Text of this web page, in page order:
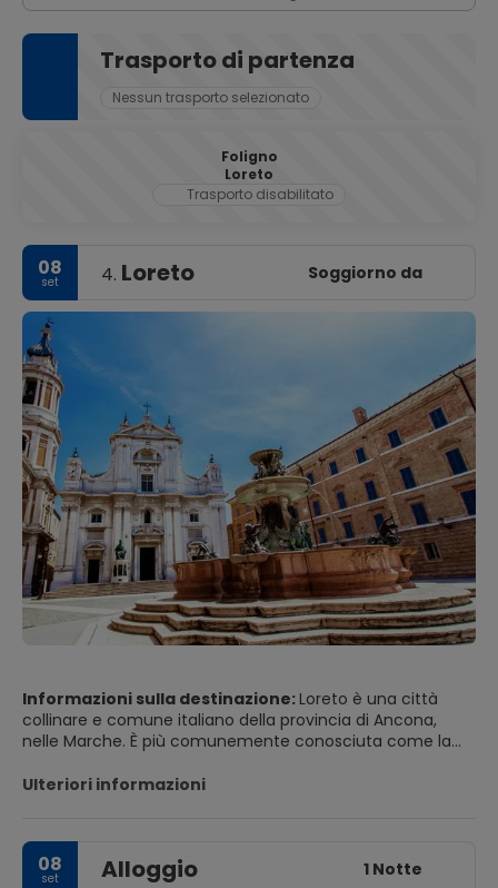
Trasporto di partenza
Nessun trasporto selezionato
Foligno
Loreto
Trasporto disabilitato
08
set 4. Loreto Soggiorno da
Informazioni sulla destinazione:Loreto è una città
collinare e comune italiano della provincia di Ancona,
nelle Marche. È più comunemente conosciuta come la
pellegrinaggio cattolico.
Ulteriori informazioni
08
set Alloggio 1 Notte